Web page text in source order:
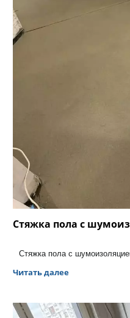
Стяжка пола с
Стяжка пола с
Читать далее